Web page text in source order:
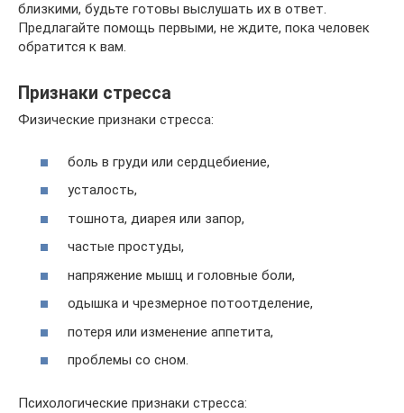
близкими, будьте готовы выслушать их в ответ.
Предлагайте помощь первыми, не ждите, пока человек
обратится к вам.
Признаки стресса
Физические признаки стресса:
боль в груди или сердцебиение,
усталость,
тошнота, диарея или запор,
частые простуды,
напряжение мышц и головные боли,
одышка и чрезмерное потоотделение,
потеря или изменение аппетита,
проблемы со сном.
Психологические признаки стресса: